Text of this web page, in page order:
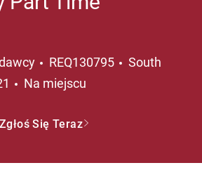
REQ130795 Lokalizacja
South
Na miejscu
Zgłoś Się Teraz